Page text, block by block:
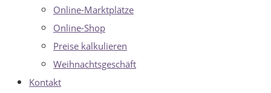
Online-Marktplätze
Online-Shop
Preise kalkulieren
Weihnachtsgeschäft
Kontakt